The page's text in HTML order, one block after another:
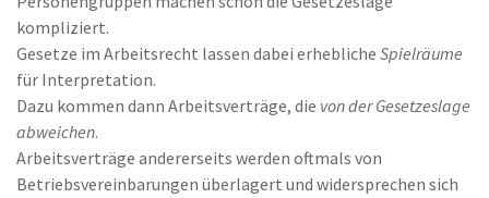
kompliziert.
Gesetze im Arbeitsrecht lassen dabei erhebliche Spielräume
für Interpretation.
Dazu kommen dann Arbeitsverträge, die von der Gesetzeslage
abweichen.
Arbeitsverträge andererseits werden oftmals von
Betriebsvereinbarungen überlagert und widersprechen sich